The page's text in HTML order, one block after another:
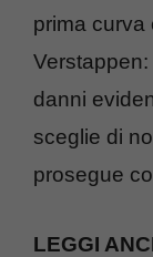
prima curva
danni
sceglie di
prosegue
LEGGI